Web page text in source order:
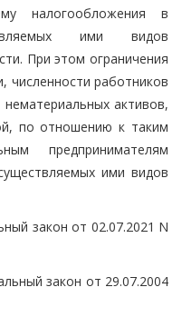
налогообложения в
ими видов
При этом ограничения
численности работников
активов,
по отношению к таким
предпринимателям
ими видов
закон от 02.07.2021 N
закон от 29.07.2004